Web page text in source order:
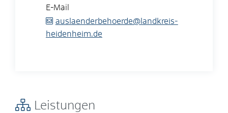
E-Mail
auslaenderbehoerde@landkreis-
heidenheim.de
Leistungen